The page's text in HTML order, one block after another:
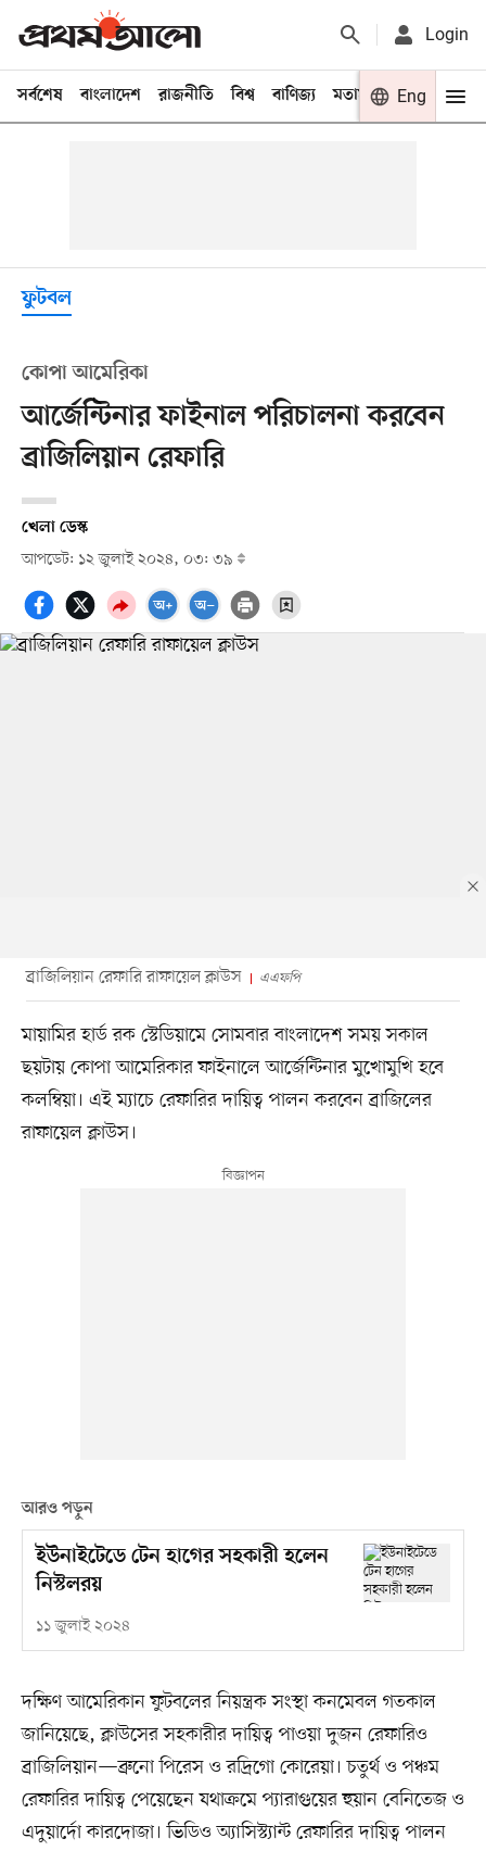
Login
সর্বশেষ বাংলাদেশ রাজনীতি বিশ্ব বাণিজ্য মতামত খেলা
Eng
ফুটবল
কোপা আমেরিকা
আর্জেন্টিনার ফাইনাল পরিচালনা করবেন
ব্রাজিলিয়ান রেফারি
খেলা ডেস্ক
আপডেট: ১২ জুলাই ২০২৪, ০৩: ৩৯
ব্রাজিলিয়ান রেফারি রাফায়েল ক্লাউস এএফপি
মায়ামির হার্ড রক স্টেডিয়ামে সোমবার বাংলাদেশ সময় সকাল
ছয়টায় কোপা আমেরিকার ফাইনালে আর্জেন্টিনার মুখোমুখি হবে
কলম্বিয়া। এই ম্যাচে রেফারির দায়িত্ব পালন করবেন ব্রাজিলের
রাফায়েল ক্লাউস।
আরও পড়ুন
ইউনাইটেডে টেন হাগের সহকারী হলেন
নিস্টলরয়
১১ জুলাই ২০২৪
দক্ষিণ আমেরিকান ফুটবলের নিয়ন্ত্রক সংস্থা কনমেবল গতকাল
জানিয়েছে, ক্লাউসের সহকারীর দায়িত্ব পাওয়া দুজন রেফারিও
ব্রাজিলিয়ান—ব্রুনো পিরেস ও রদ্রিগো কোরেয়া। চতুর্থ ও পঞ্চম
রেফারির দায়িত্ব পেয়েছেন যথাক্রমে প্যারাগুয়ের হুয়ান বেনিতেজ ও
এদুয়ার্দো কারদোজা। ভিডিও অ্যাসিস্ট্যান্ট রেফারির দায়িত্ব পালন